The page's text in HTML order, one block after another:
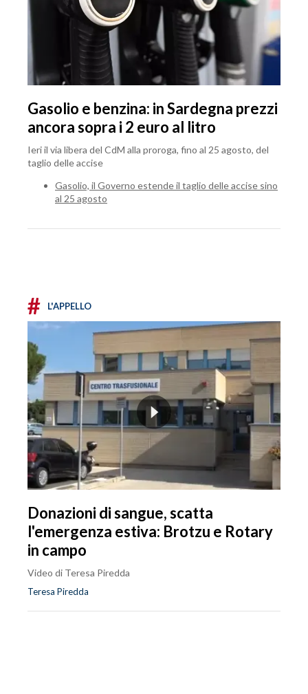
Gasolio e benzina: in Sardegna prezzi
ancora sopra i 2 euro al litro
Ieri il via libera del CdM alla proroga, fino al 25 agosto, del
taglio delle accise
Gasolio, il Governo estende il taglio delle accise sino
al 25 agosto
# L'APPELLO
Donazioni di sangue, scatta
l'emergenza estiva: Brotzu e Rotary
in campo
Video di Teresa Piredda
Teresa Piredda